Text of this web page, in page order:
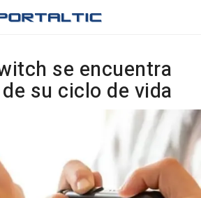
se encuentra
su ciclo de vida